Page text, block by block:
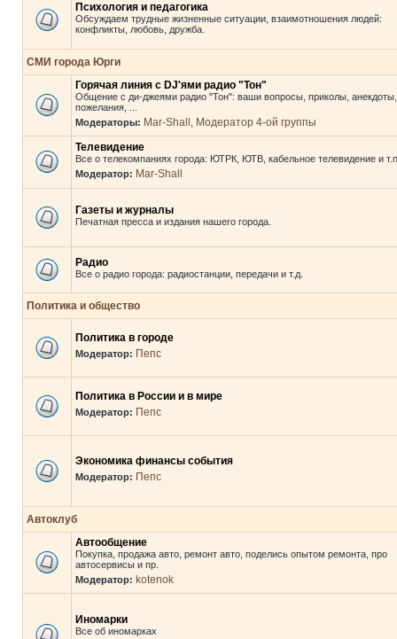
Психология и педагогика
Обсуждаем трудные жизненные ситуации, взаимотношения людей:
конфликты, любовь, дружба.
СМИ города Юрги
Горячая линия с DJ'ями радио "Тон"
Общение с ди-джеями радио "Тон": ваши вопросы, приколы, анекдоты,
пожелания, ...
Модераторы: Mar-Shall
Модератор 4-ой группы
Телевидение
Все о телекомпаниях города: ЮТРК, ЮТВ, кабельное телевидение и
Модератор: Mar-Shall
Газеты и журналы
Печатная пресса и издания нашего города.
Радио
Все о радио города: радиостанции, передачи и т.д.
Политика и общество
Политика в городе
Модератор: Пепс
Политика в России и в мире
Модератор: Пепс
Экономика финансы события
Модератор: Пепс
Автоклуб
Автообщение
Покупка, продажа авто, ремонт авто, поделись опытом ремонта, про
автосервисы и пр.
Модератор: kotenok
Иномарки
Все об иномарках